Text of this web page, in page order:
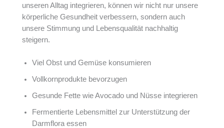
unseren Alltag integrieren, können wir nicht nur unsere
körperliche Gesundheit verbessern, sondern auch
unsere Stimmung und Lebensqualität nachhaltig
steigern.
Viel Obst und Gemüse konsumieren
Vollkornprodukte bevorzugen
Gesunde Fette wie Avocado und Nüsse integrieren
Fermentierte Lebensmittel zur Unterstützung der
Darmflora essen